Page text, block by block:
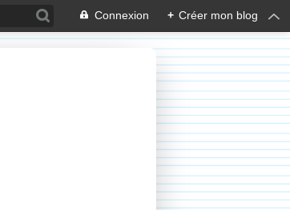
Connexion + Créer mon blog